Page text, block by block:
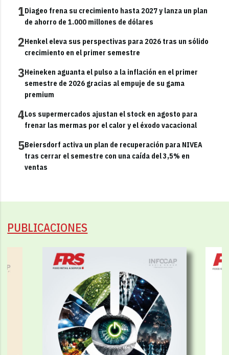
1Diageo frena su crecimiento hasta 2027 y lanza un plan
de ahorro de 1.000 millones de dólares
2Henkel eleva sus perspectivas para 2026 tras un sólido
crecimiento en el primer semestre
3Heineken aguanta el pulso a la inflación en el primer
semestre de 2026 gracias al empuje de su gama
premium
4Los supermercados ajustan el stock en agosto para
frenar las mermas por el calor y el éxodo vacacional
5Beiersdorf activa un plan de recuperación para NIVEA
tras cerrar el semestre con una caída del 3,5% en
ventas
PUBLICACIONES